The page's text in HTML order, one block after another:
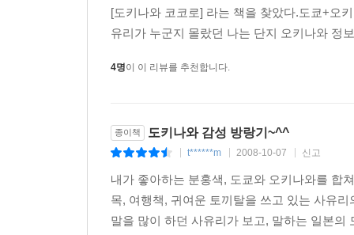
[도키나와 코코로] 라는 책을 찾았다.도쿄+오
유리가 누군지 몰랐던 나는 단지 오키나와 정
4명이 이 리뷰를 추천합니다.
종이책 도키나와 감성 방랑기~^^
t******m 2008-10-07 신고
내가 좋아하는 분홍색, 도쿄와 오키나와를 합
목, 여행책, 귀여운 토끼탈을 쓰고 있는 사유
말을 많이 하던 사유리가 보고, 말하는 일본